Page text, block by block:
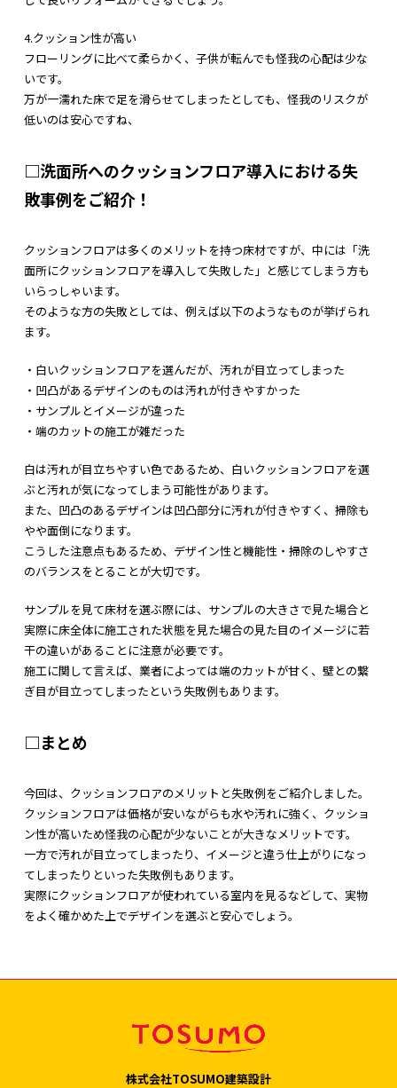
4.クッション性が高い
フローリングに比べて柔らかく、子供が転んでも怪我の心配は少な
いです。
万が一濡れた床で足を滑らせてしまったとしても、怪我のリスクが
低いのは安心ですね、
□洗面所へのクッションフロア導入における失
敗事例をご紹介！
クッションフロアは多くのメリットを持つ床材ですが、中には「洗
面所にクッションフロアを導入して失敗した」と感じてしまう方も
いらっしゃいます。
そのような方の失敗としては、例えば以下のようなものが挙げられ
ます。
・白いクッションフロアを選んだが、汚れが目立ってしまった
・凹凸があるデザインのものは汚れが付きやすかった
・サンプルとイメージが違った
・端のカットの施工が雑だった
白は汚れが目立ちやすい色であるため、白いクッションフロアを選
ぶと汚れが気になってしまう可能性があります。
また、凹凸のあるデザインは凹凸部分に汚れが付きやすく、掃除も
やや面倒になります。
こうした注意点もあるため、デザイン性と機能性・掃除のしやすさ
のバランスをとることが大切です。
サンプルを見て床材を選ぶ際には、サンプルの大きさで見た場合と
実際に床全体に施工された状態を見た場合の見た目のイメージに若
干の違いがあることに注意が必要です。
施工に関して言えば、業者によっては端のカットが甘く、壁との繋
ぎ目が目立ってしまったという失敗例もあります。
□まとめ
今回は、クッションフロアのメリットと失敗例をご紹介しました。
クッションフロアは価格が安いながらも水や汚れに強く、クッショ
ン性が高いため怪我の心配が少ないことが大きなメリットです。
一方で汚れが目立ってしまったり、イメージと違う仕上がりになっ
てしまったりといった失敗例もあります。
実際にクッションフロアが使われている室内を見るなどして、実物
をよく確かめた上でデザインを選ぶと安心でしょう。
株式会社TOSUMO建築設計